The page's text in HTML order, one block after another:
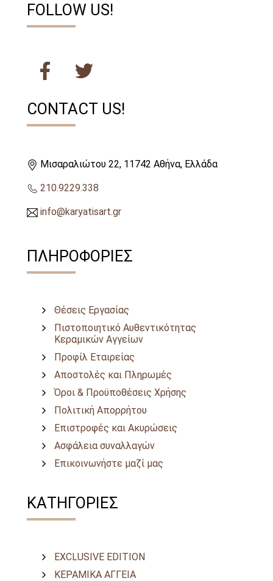
FOLLOW US!
CONTACT US!
Μισαραλιώτου 22, 11742 Αθήνα, Ελλάδα
210.9229.338
info@karyatisart.gr
ΠΛΗΡΟΦΟΡΙΕΣ
Θέσεις Εργασίας
Πιστοποιητικό Αυθεντικότητας
Κεραμικών Αγγείων
Προφίλ Εταιρείας
Αποστολές και Πληρωμές
Όροι & Προϋποθέσεις Χρήσης
Πολιτική Απορρήτου
Επιστροφές και Ακυρώσεις
Ασφάλεια συναλλαγών
Επικοινωνήστε μαζί μας
ΚΑΤΗΓΟΡΙΕΣ
EXCLUSIVE EDITION
ΚΕΡΑΜΙΚΑ ΑΓΓΕΙΑ